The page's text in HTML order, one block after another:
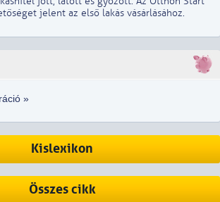
jelent az első lakás vásárlásához.
»
Kislexikon
Összes cikk